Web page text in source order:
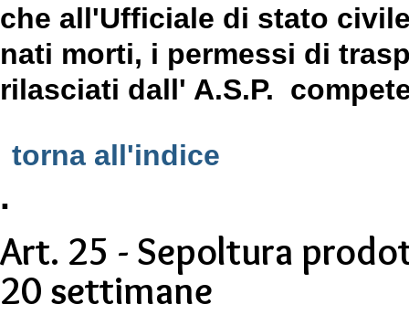
che all'Ufficiale di stato
nati morti, i permessi di
rilasciati dall' A.S.P.
torna all'indice
.
Art. 25 - Sepoltura
20 settimane